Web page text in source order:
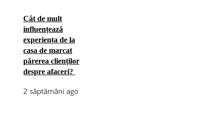
Cât de mult
influențează
experiența de la
casa de marcat
părerea clienților
despre afaceri?
2 săptămâni ago